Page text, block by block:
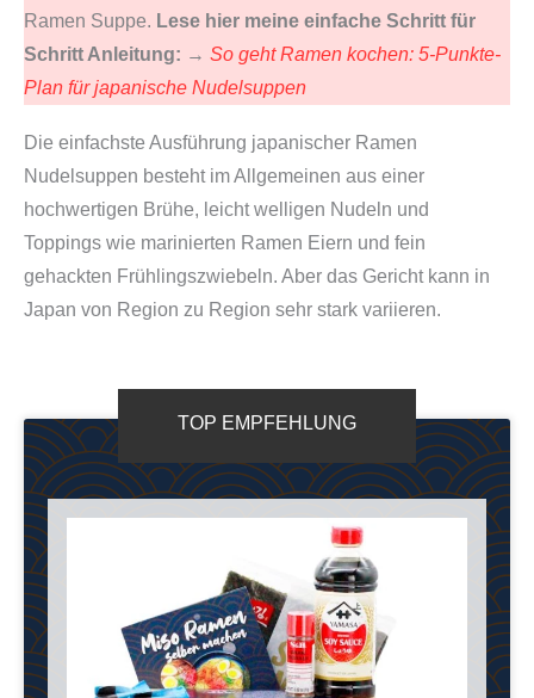
Ramen Suppe. Lese hier meine einfache Schritt für
Schritt Anleitung: → So geht Ramen kochen: 5-Punkte-
Plan für japanische Nudelsuppen
Die einfachste Ausführung japanischer Ramen
Nudelsuppen besteht im Allgemeinen aus einer
hochwertigen Brühe, leicht welligen Nudeln und
Toppings wie marinierten Ramen Eiern und fein
gehackten Frühlingszwiebeln. Aber das Gericht kann in
Japan von Region zu Region sehr stark variieren.
TOP EMPFEHLUNG